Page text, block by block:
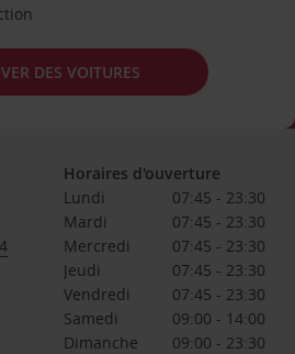
DES VOITURES
Horaires d'ouverture
Lundi
07:45 - 23:30
Mardi
07:45 - 23:30
Mercredi
07:45 - 23:30
Jeudi
07:45 - 23:30
Vendredi
07:45 - 23:30
Samedi
09:00 - 14:00
Dimanche
09:00 - 23:30